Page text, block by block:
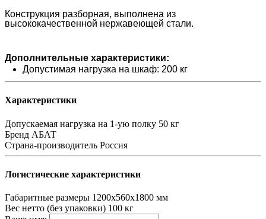
Конструкция разборная, выполнена из
высококачественной нержавеющей стали.
Дополнительные характеристики:
Допустимая нагрузка на шкаф: 200 кг
Характеристики
Допускаемая нагрузка на 1-ую полку 50 кг
Бренд АБАТ
Страна-производитель Россия
Логистические характеристики
Габаритные размеры 1200х560х1800 мм
Вес нетто (без упаковки) 100 кг